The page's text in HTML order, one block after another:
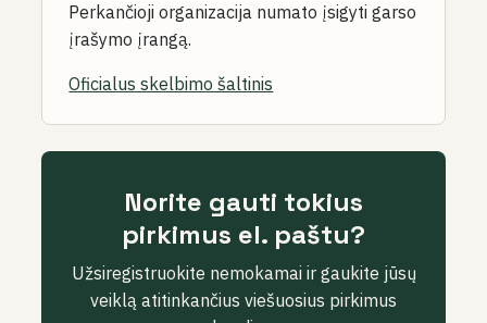
Perkančioji organizacija numato įsigyti garso
įrašymo įrangą.
Oficialus skelbimo šaltinis
Norite gauti tokius
pirkimus el. paštu?
Užsiregistruokite nemokamai ir gaukite jūsų
veiklą atitinkančius viešuosius pirkimus